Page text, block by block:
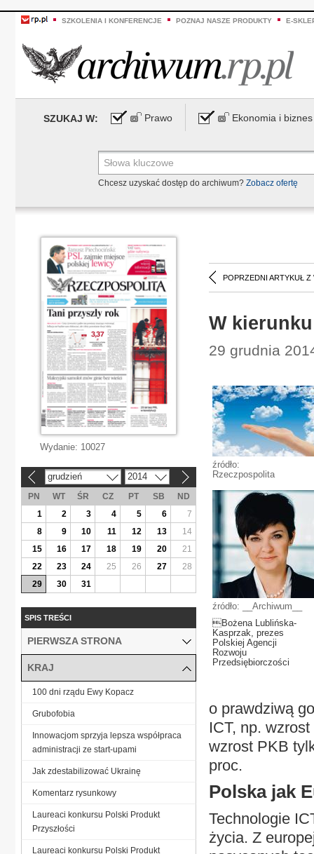
SZKOLENIA I KONFERENCJE POZNAJ NASZE PRODUKTY E-
SZUKAJ W: Prawo Ekonomia i biznes
Chcesz uzyskać dostęp do archiwum? Zobacz ofertę
POPRZEDNI ARTYKUŁ Z
W
29 grudnia
źródło:
Rzeczpospolita
źródło: __Archiwum__
Bożena Lublińska-
Kasprzak, prezes
Polskiej Agencji
Rozwoju
Przedsiębiorczości
o prawdziwą
ICT, np.
wzrost PKB
proc.
Polska jak
Technologie
życia. Z
Wydanie: 10027
grudzień 2014
PN WT ŚR CZ PT SB
ND
1
2 3 4 5 6
7
8
9 10 11 12 13
14
15
16 17 18 19 20
21
22
23 24 25 26 27
28
29
30 31
SPIS TREŚCI
PIERWSZA STRONA
KRAJ
100 dni rządu Ewy Kopacz
Grubofobia
Innowacjom sprzyja lepsza współpraca
administracji ze start-upami
Jak zdestabilizować Ukrainę
Komentarz rysunkowy
Laureaci konkursu Polski Produkt
Przyszłości
Laureaci konkursu Polski Produkt